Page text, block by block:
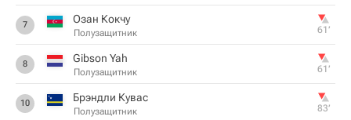
7 Озан Кокчу
Полузащитник 61‎’‎
8 Gibson Yah
Полузащитник 61‎’‎
10 Брэндли Кувас
Полузащитник 83‎’‎